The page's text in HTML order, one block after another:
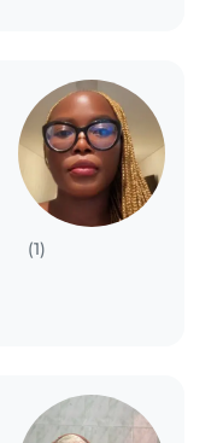
(1)